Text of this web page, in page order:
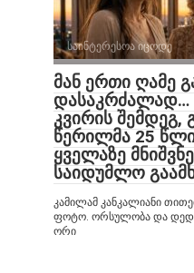
საინტერესოა იცოდე
მან ერთი ღამე
დასაკრძალად…
კვირის შემდეგ,
წერილმა 25
ყველაზე
საიდუმლო
კამილამ კანკალიანი
ფოტო. ორსულობა და
ორი